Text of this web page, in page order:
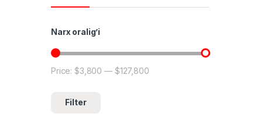
Narx oralig’i
Min price
Max price
Filter
Price:$3,800 — $127,800